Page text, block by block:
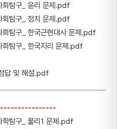
탐구_ 윤리 문제.pdf
탐구_ 정치 문제.pdf
탐구_ 한국근현대사 문제.pdf
탐구_ 한국지리 문제.pdf
답 및 해설.pdf
탐구_ 물리1 문제.pdf